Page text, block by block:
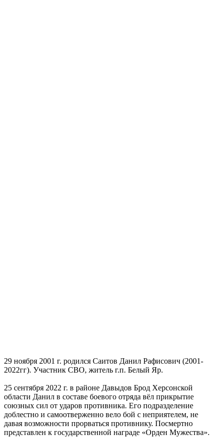
29 ноября 2001 г. родился Саитов Данил Рафисович (2001-
2022гг). Участник СВО, житель г.п. Белый Яр.
25 сентября 2022 г. в районе Давыдов Брод Херсонской
области Данил в составе боевого отряда вёл прикрытие
союзных сил от ударов противника. Его подразделение
доблестно и самоотверженно вело бой с неприятелем, не
давая возможности прорваться противнику. Посмертно
представлен к государственной награде «Орден Мужества».